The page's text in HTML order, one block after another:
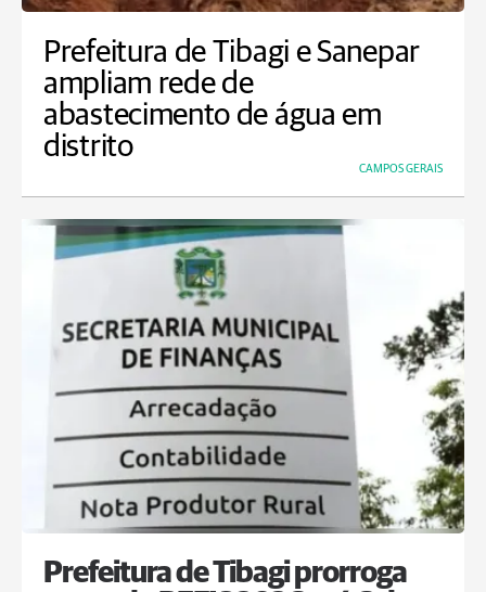
Prefeitura de Tibagi e Sanepar
ampliam rede de
abastecimento de água em
distrito
CAMPOS GERAIS
Prefeitura de Tibagi prorroga